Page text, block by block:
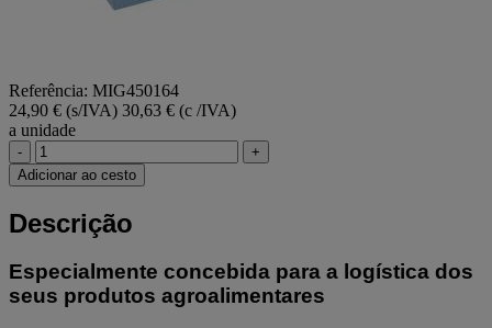
Referência: MIG450164
24,90 € (s/IVA) 30,63 € (c /IVA)
a unidade
-
+
Adicionar ao cesto
Descrição
Especialmente concebida para a logística dos
seus produtos agroalimentares